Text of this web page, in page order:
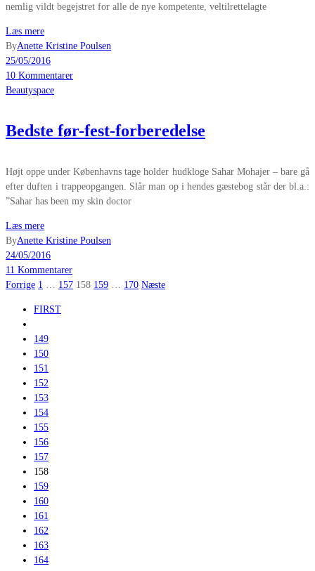
nemlig vildt begejstret for alle de nye kompetente, veltilrettelagte
Læs mere
ByAnette Kristine Poulsen
25/05/2016
10 Kommentarer
Beautyspace
Bedste før-fest-forberedelse
Højt oppe under Københavns tage holder hudkloge Sahar Mohajer – bare gå
efter duften i trappeopgangen. Slår man op i hendes gæstebog står der bl.a.:
”Sahar has been my skin doctor
Læs mere
ByAnette Kristine Poulsen
24/05/2016
11 Kommentarer
Indlægsinddeling
Forrige 1 157 158 159 170 Næste
FIRST
149
150
151
152
153
154
155
156
157
158
159
160
161
162
163
164